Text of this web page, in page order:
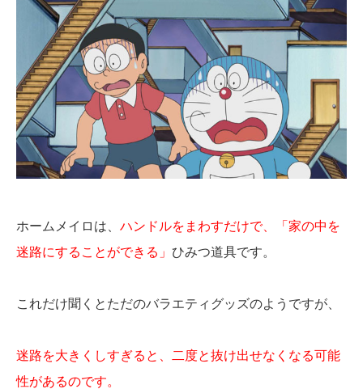
ホームメイロは、 ハンドルをまわすだけで、「家の中を
迷路にすることができる」 ひみつ道具です。
これだけ聞くとただのバラエティグッズのようですが、
迷路を大きくしすぎると、二度と抜け出せなくなる可能
性があるのです。